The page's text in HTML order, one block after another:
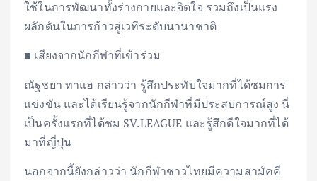
ใช้ในการพัฒนาทั้งร่างกายและจิตใจ รวมถึงเป็นแรง
ผลักดันในการก้าวสู่เวทีระดับนานาชาติ
■ เสียงจากนักกีฬาที่เข้าร่วม
ณัฐชยา ทาแฮ กล่าวว่า รู้สึกประทับใจมากที่ได้ชมการ
แข่งขัน และได้เรียนรู้จากนักกีฬาที่มีประสบการณ์สูง นี่
เป็นครั้งแรกที่ได้ชม SV.LEAGUE และรู้สึกดีใจมากที่ได้
มาที่ญี่ปุ่น
นอกจากนี้ยังกล่าวว่า นักกีฬาชาวไทยมีความสามัคคี